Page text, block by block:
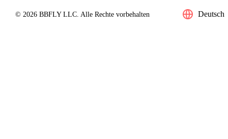
© 2026 BBFLY LLC. Alle Rechte vorbehalten Deutsch